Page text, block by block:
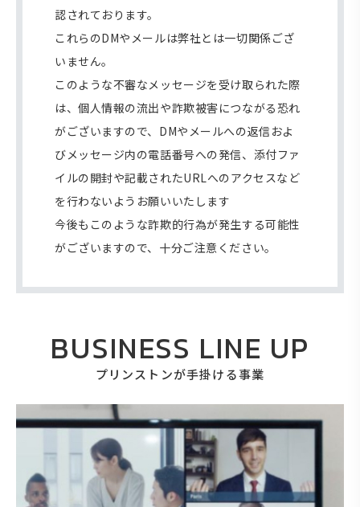
認されております。
これらのDMやメールは弊社とは一切関係ござ
いません。
このような不審なメッセージを受け取られた際
は、個人情報の流出や詐欺被害につながる恐れ
がございますので、DMやメールへの返信およ
びメッセージ内の電話番号への発信、添付ファ
イルの開封や記載されたURLへのアクセスなど
を行わないようお願いいたします
今後もこのような詐欺的行為が発生する可能性
がございますので、十分ご注意ください。
BUSINESS LINE UP
プリンストンが手掛ける事業